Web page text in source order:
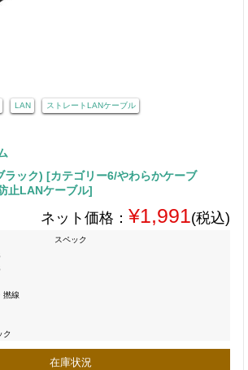
LAN ストレートLANケーブル
ラック) [カテゴリー6/やわらかケーブ
止LANケーブル]
ネット価格： ¥1,991(税込)
スペック
撚線
ク
在庫状況